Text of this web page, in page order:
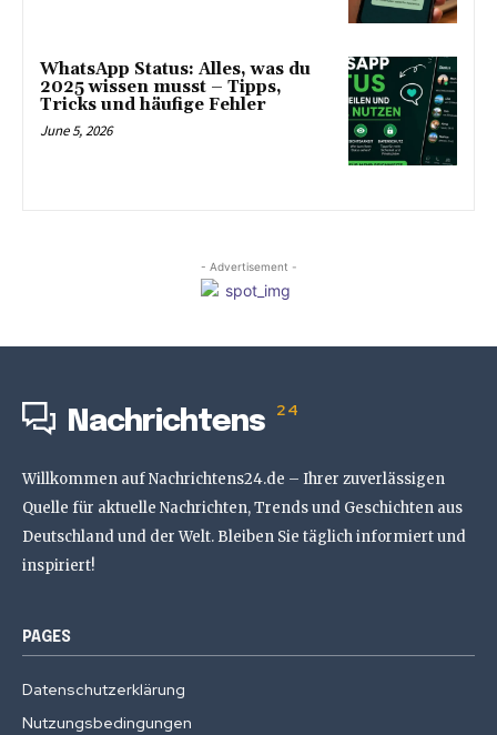
WhatsApp Status: Alles, was du
2025 wissen musst – Tipps,
Tricks und häufige Fehler
June 5, 2026
- Advertisement -
Nachrichtens 24
Willkommen auf Nachrichtens24.de – Ihrer zuverlässigen
Quelle für aktuelle Nachrichten, Trends und Geschichten aus
Deutschland und der Welt. Bleiben Sie täglich informiert und
inspiriert!
PAGES
Datenschutzerklärung
Nutzungsbedingungen